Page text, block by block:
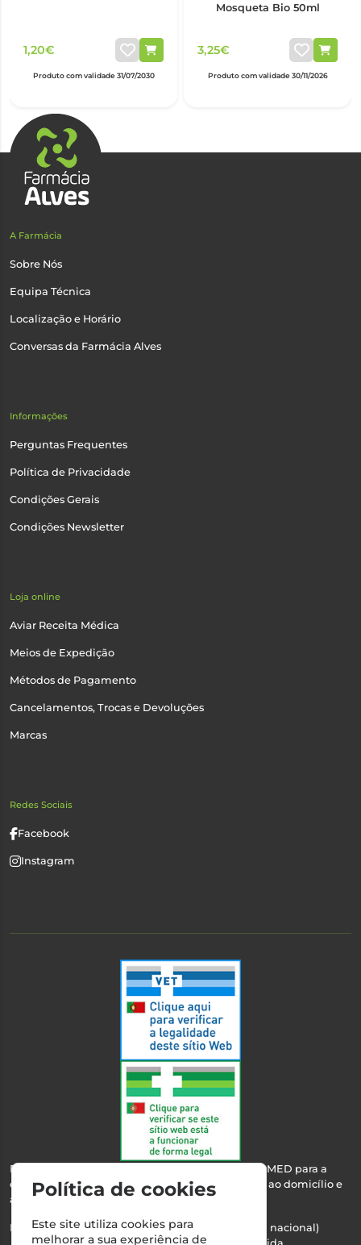
1,20€
Produto com validade 31/07/2030
Mosqueta Bio 50ml
3,25€
Produto com validade 30/11/2026
A Farmácia
Sobre Nós
Equipa Técnica
Localização e Horário
Conversas da Farmácia Alves
Informações
Perguntas Frequentes
Política de Privacidade
Condições Gerais
Condições Newsletter
Loja online
Aviar Receita Médica
Meios de Expedição
Métodos de Pagamento
Cancelamentos, Trocas e Devoluções
Marcas
Redes Sociais
Facebook
Instagram
Esta farmácia encontra-se autorizada pelo INFARMED para a
dispensa de medicamentos e produtos de saúde ao domicílio e
através da internet.
Nº Infarmed: 21 798 7100 (chamada para rede fixa nacional)
Política de cookies
Este site utiliza cookies para
melhorar a sua experiência de